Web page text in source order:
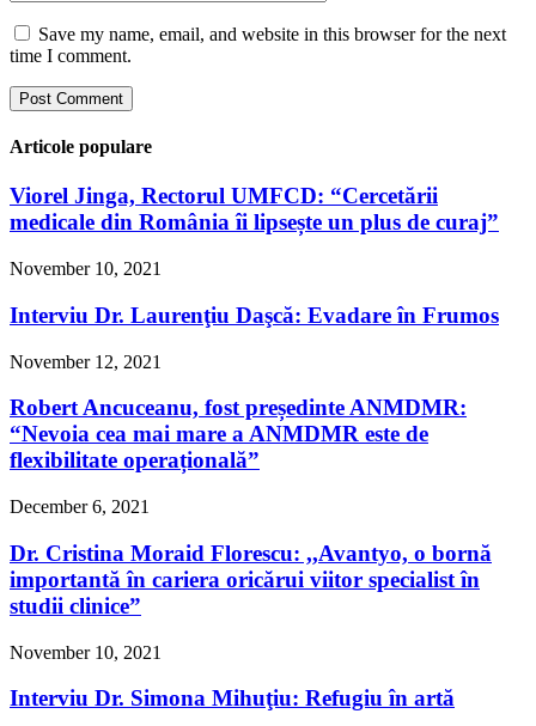
Save my name, email, and website in this browser for the next
time I comment.
Articole populare
Viorel Jinga, Rectorul UMFCD: “Cercetării
medicale din România îi lipsește un plus de curaj”
November 10, 2021
Interviu Dr. Laurenţiu Daşcă: Evadare în Frumos
November 12, 2021
Robert Ancuceanu, fost președinte ANMDMR:
“Nevoia cea mai mare a ANMDMR este de
flexibilitate operațională”
December 6, 2021
Dr. Cristina Moraid Florescu: ,,Avantyo, o bornă
importantă în cariera oricărui viitor specialist în
studii clinice”
November 10, 2021
Interviu Dr. Simona Mihuţiu: Refugiu în artă